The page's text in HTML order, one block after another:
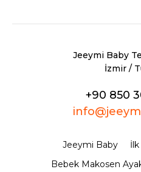
Jeeymi Baby
İzmir /
+90 850
Jeeymi Baby
İlk
Bebek Makosen